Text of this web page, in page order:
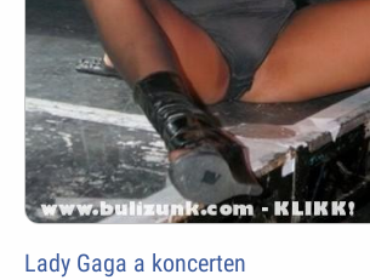
Lady Gaga a koncerten